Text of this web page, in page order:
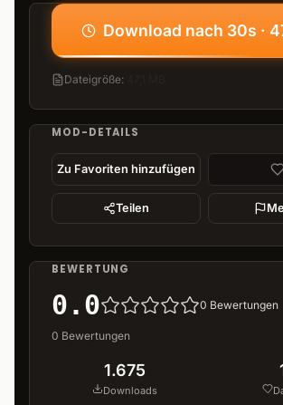
Download nach 30s ·
Dateigröße:
MOD-DETAILS
Zu Favoriten hinzufügen
Teilen
BEWERTUNG
0.0 0 Bewertungen
0 Bewertungen
1.675
Downloads